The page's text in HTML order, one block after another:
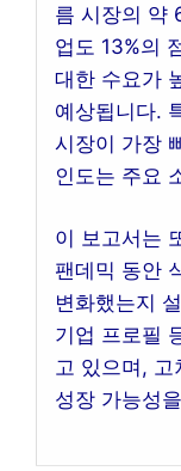
름 시장의 약
업도 13%의
대한 수요가
예상됩니다.
시장이 가장
인도는 주요
이 보고서는
팬데믹 동안
변화했는지
기업 프로필
고 있으며, 고
성장 가능성